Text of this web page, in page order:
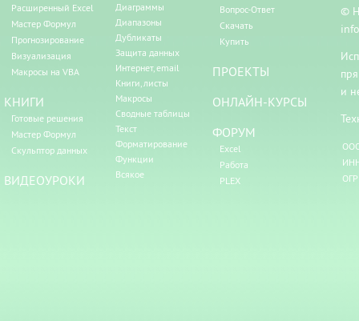
Расширенный Excel
Мастер Формул
Прогнозирование
Визуализация
Макросы на VBA
КНИГИ
Готовые решения
Мастер Формул
Скульптор данных
ВИДЕОУРОКИ
Диаграммы
Диапазоны
Дубликаты
Защита данных
Интернет, email
Книги, листы
Макросы
Сводные таблицы
Текст
Форматирование
Функции
Всякое
Вопрос-Ответ
Скачать
Купить
ПРОЕКТЫ
ОНЛАЙН-КУРСЫ
ФОРУМ
Excel
Работа
PLEX
©
и